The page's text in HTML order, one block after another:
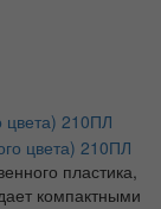
цвета) 210ПЛ
пластика,
компактными